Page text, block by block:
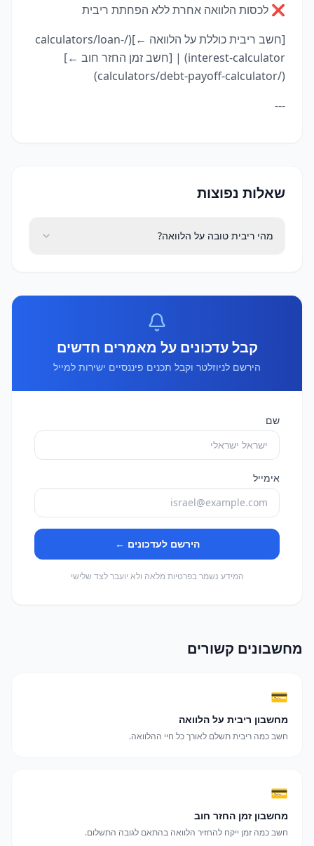
❌ לכסות הלוואה אחרת ללא הפחתת ריבית
[חשב ריבית כוללת על הלוואה ←](/calculators/loan-
interest-calculator) | [חשב זמן החזר חוב ←]
(/calculators/debt-payoff-calculator)
---
שאלות נפוצות
מהי ריבית טובה על הלוואה?
קבל עדכונים על מאמרים חדשים
הירשם לניוזלטר וקבל תכנים פיננסיים ישירות למייל
שם
אימייל
הירשם לעדכונים ←
המידע נשמר בפרטיות מלאה ולא יועבר לצד שלישי
מחשבונים קשורים
💳
מחשבון ריבית על הלוואה
חשב כמה ריבית תשלם לאורך כל חיי ההלוואה.
💳
מחשבון זמן החזר חוב
חשב כמה זמן ייקח להחזיר הלוואה בהתאם לגובה התשלום.